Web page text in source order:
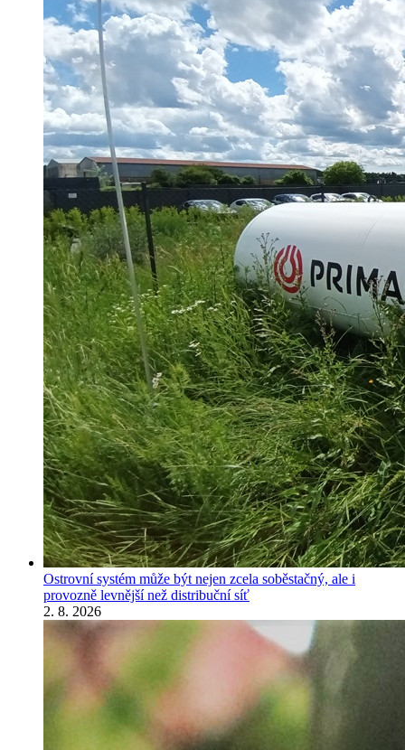
Ostrovní systém může být nejen zcela soběstačný, ale i
provozně levnější než distribuční síť
2. 8. 2026